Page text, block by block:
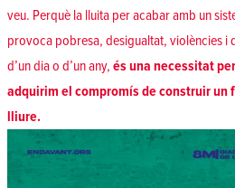
veu. Perquè la lluita per acabar amb un
provoca pobresa, desigualtat, violències i
d’un dia o d’un any, és una necessitat
adquirim el compromís de construir un
lliure.